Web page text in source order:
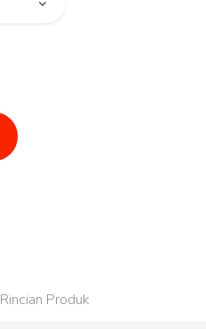
Rincian Produk